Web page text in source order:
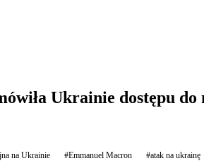
Ukrainie dostępu
na Ukrainie #Emmanuel Macron #atak na ukrainę